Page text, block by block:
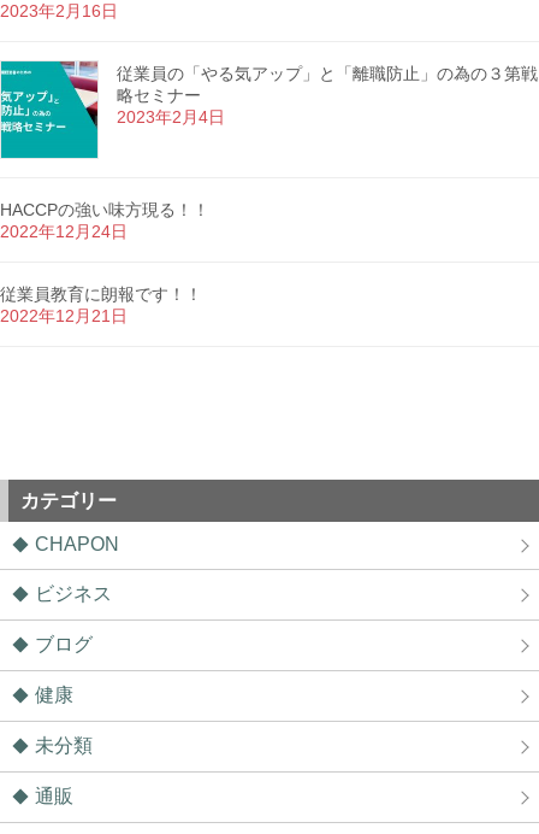
2023年2月16日
従業員の「やる気アップ」と「離職防止」の為の３第戦
略セミナー
2023年2月4日
HACCPの強い味方現る！！
2022年12月24日
従業員教育に朗報です！！
2022年12月21日
カテゴリー
CHAPON
ビジネス
ブログ
健康
未分類
通販